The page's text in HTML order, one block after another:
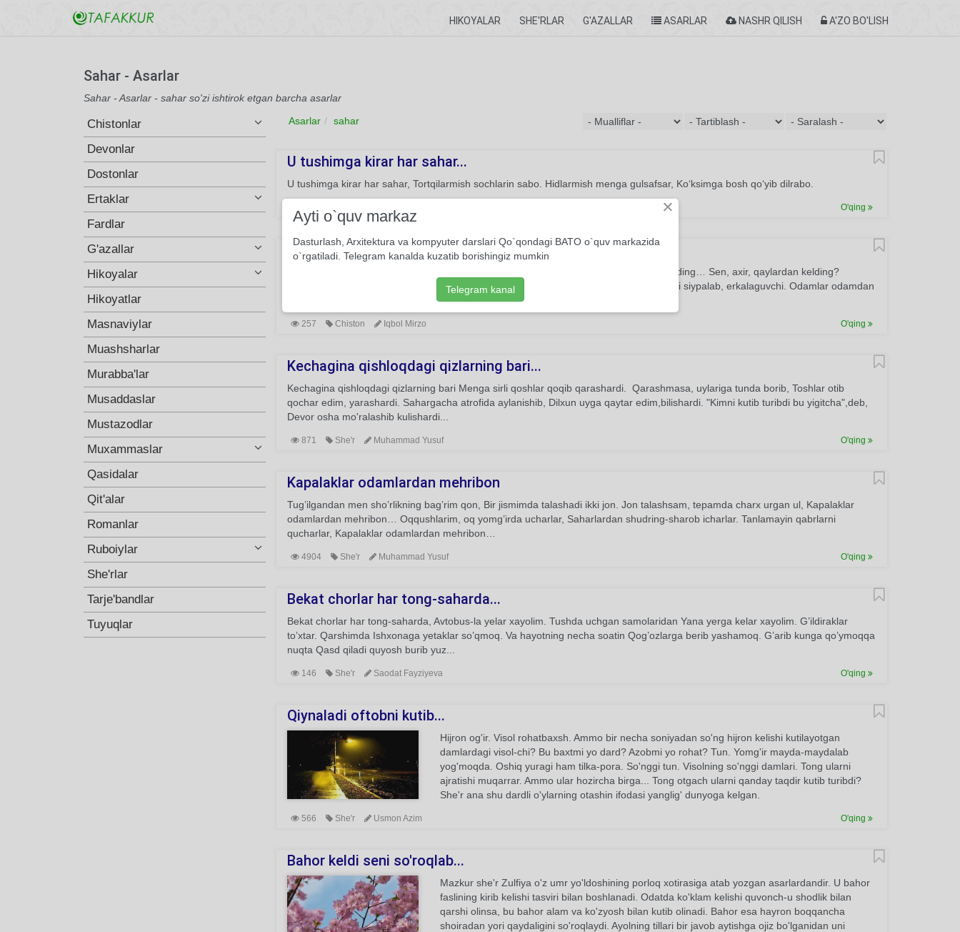
HIKOYALAR SHE'RLAR G'AZALLAR ASARLAR NASHR QILISH A'ZO BO'LISH
Sahar - Asarlar
Sahar - Asarlar - sahar so'zi ishtirok etgan barcha asarlar
Chistonlar
Devonlar
Dostonlar
Ertaklar
Fardlar
G'azallar
Hikoyalar
Hikoyatlar
Masnaviylar
Muashsharlar
Murabba'lar
Musaddaslar
Mustazodlar
Muxammaslar
Qasidalar
Qit'alar
Romanlar
Ruboiylar
She'rlar
Tarje'bandlar
Tuyuqlar
Asarlar sahar
U tushimga kirar har sahar...
U tushimga kirar har sahar, Tortqilarmish sochlarin sabo. Hidlarmish menga gulsafsar, Ko‘ksimga bosh qo‘yib dilrabo.
O'qing
Farishta
Men yerga bog‘langan bir bandi edim, Sahar borib, oqshom qaytardim ishdan. Sen kelding… Sen, axir, qaylardan kelding?
Ko‘klardan tushdingmi, ma’sum farishtam? Bir xushbo‘y sabolar taraldi birdan – Yurakni siypalab, erkalaguvchi. Odamlar odamdan
zerikkan yerdan Insonlar tarafga yetaklaguvchi.
257 Chiston Iqbol Mirzo O'qing
Kechagina qishloqdagi qizlarning bari...
Kechagina qishloqdagi qizlarning bari Menga sirli qoshlar qoqib qarashardi. Qarashmasa, uylariga tunda borib, Toshlar otib
qochar edim, yarashardi. Sahargacha atrofida aylanishib, Dilxun uyga qaytar edim,bilishardi. "Kimni kutib turibdi bu yigitcha",deb,
Devor osha mo'ralashib kulishardi...
871 She'r Muhammad Yusuf O'qing
Kapalaklar odamlardan mehribon
Tug’ilgandan men sho’rlikning bag’rim qon, Bir jismimda talashadi ikki jon. Jon talashsam, tepamda charx urgan ul, Kapalaklar
odamlardan mehribon… Oqqushlarim, oq yomg’irda ucharlar, Saharlardan shudring-sharob icharlar. Tanlamayin qabrlarni
qucharlar, Kapalaklar odamlardan mehribon…
4904 She'r Muhammad Yusuf O'qing
Bekat chorlar har tong-saharda...
Bekat chorlar har tong-saharda, Avtobus-la yelar xayolim. Tushda uchgan samolaridan Yana yerga kelar xayolim. G’ildiraklar
to’xtar. Qarshimda Ishxonaga yetaklar so’qmoq. Va hayotning necha soatin Qog’ozlarga berib yashamoq. G’arib kunga qo’ymoqqa
nuqta Qasd qiladi quyosh burib yuz...
146 She'r Saodat Fayziyeva O'qing
Qiynaladi oftobni kutib...
Hijron og'ir. Visol rohatbaxsh. Ammo bir necha soniyadan so'ng hijron kelishi kutilayotgan
damlardagi visol-chi? Bu baxtmi yo dard? Azobmi yo rohat? Tun. Yomg'ir mayda-maydalab
yog'moqda. Oshiq yuragi ham tilka-pora. So'nggi tun. Visolning so'nggi damlari. Tong ularni
ajratishi muqarrar. Ammo ular hozircha birga... Tong otgach ularni qanday taqdir kutib turibdi?
She'r ana shu dardli o'ylarning otashin ifodasi yanglig' dunyoga kelgan.
566 She'r Usmon Azim O'qing
Bahor keldi seni so'roqlab...
Mazkur she'r Zulfiya o'z umr yo'ldoshining porloq xotirasiga atab yozgan asarlardandir. U bahor
faslining kirib kelishi tasviri bilan boshlanadi. Odatda ko'klam kelishi quvonch-u shodlik bilan
qarshi olinsa, bu bahor alam va ko'zyosh bilan kutib olinadi. Bahor esa hayron boqqancha
shoiradan yori qaydaligini so'roqlaydi. Ayolning tillari bir javob aytishga ojiz bo'lganidan uni
×
Ayti o`quv markaz
Dasturlash, Arxitektura va kompyuter darslari Qo`qondagi BATO o`quv markazida
o`rgatiladi. Telegram kanalda kuzatib borishingiz mumkin
Telegram kanal